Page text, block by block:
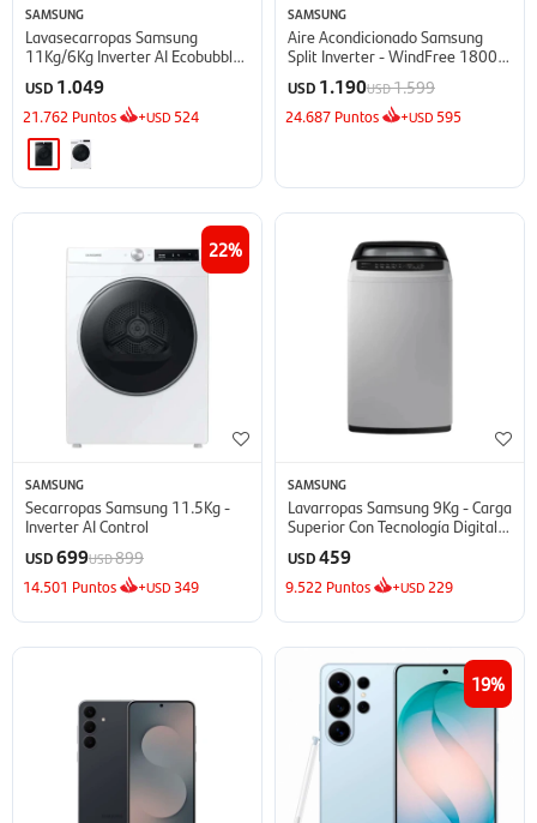
SAMSUNG
Lavasecarropas Samsung
11Kg/6Kg Inverter AI Ecobubble
- Inox
USD 1.049
21.762 Puntos +USD 524
SAMSUNG
Aire Acondicionado Samsung
Split Inverter - WindFree 18000
BTU
USD 1.190USD1.599
24.687 Puntos +USD 595
22
SAMSUNG
Secarropas Samsung 11.5Kg -
Inverter AI Control
USD699USD899
14.501 Puntos +USD 349
SAMSUNG
Lavarropas Samsung 9Kg - Carga
Superior Con Tecnología Digital
Inverter
USD459
9.522 Puntos +USD 229
19